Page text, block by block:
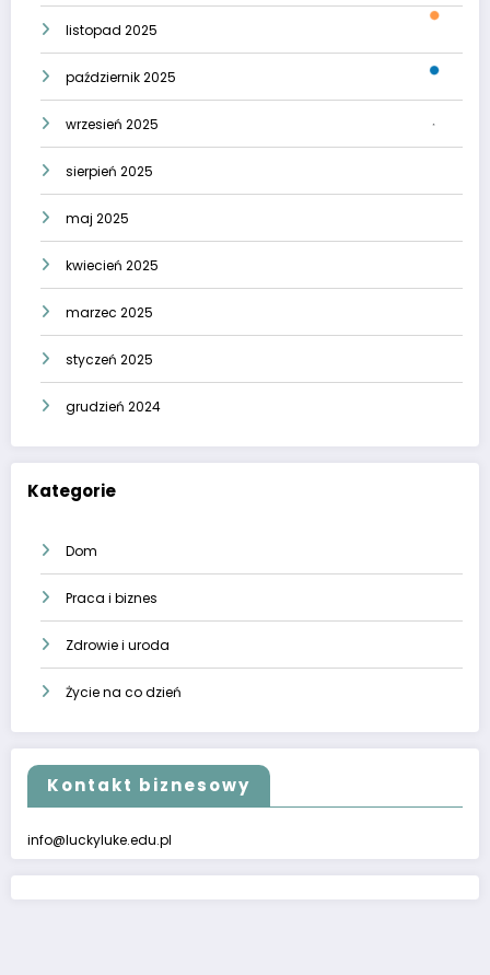
listopad 2025
październik 2025
wrzesień 2025
sierpień 2025
maj 2025
kwiecień 2025
marzec 2025
styczeń 2025
grudzień 2024
Kategorie
Dom
Praca i biznes
Zdrowie i uroda
Życie na co dzień
Kontakt biznesowy
info@luckyluke.edu.pl